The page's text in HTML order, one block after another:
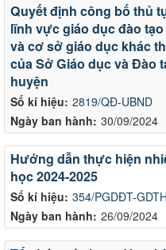
Số kí hiệu: 2819/QĐ-UBND
Ngày ban hành: 30/09/2024
Quyết định công bố thủ
lĩnh vực giáo dục đào
và cơ sở giáo dục khác
của Sở Giáo dục và Đào
huyện
Số kí hiệu: 354/PGDĐT-GDTH
Ngày ban hành: 26/09/2024
Hướng dẫn thực hiện
học 2024-2025